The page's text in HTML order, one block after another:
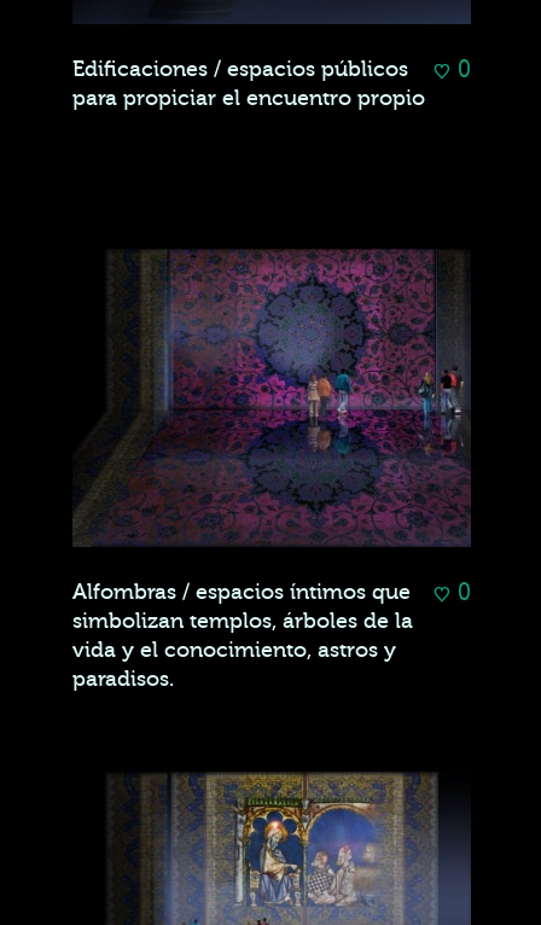
0
Edificaciones / espacios públicos
para propiciar el encuentro propio
0
Alfombras / espacios íntimos que
simbolizan templos, árboles de la
vida y el conocimiento, astros y
paradisos.